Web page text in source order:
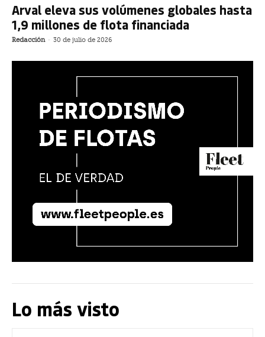
Arval eleva sus volúmenes globales hasta
1,9 millones de flota financiada
Redacción - 30 de julio de 2026
Lo más visto